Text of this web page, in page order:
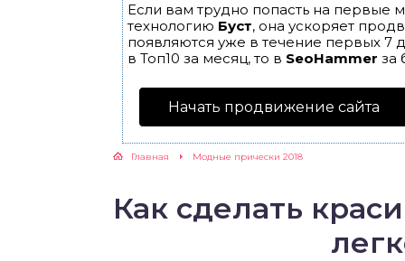
Если вам трудно попасть на первые
технологию Буст, она ускоряет
появляются уже в течение первых 7
в Топ10 за месяц, то в SeoHammer за
Начать продвижение сайта
Главная Модные прически 2018
Как сделать